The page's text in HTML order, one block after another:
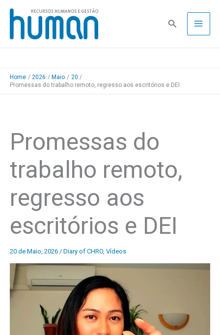
Skip
content
Pesquisa
Home 2026 Maio
20
Promessas do trabalho remoto, regresso aos escritórios e DEI
Promessas do
trabalho remoto,
regresso aos
escritórios e DEI
20 de Maio, 2026 / Diary of CHRO Vídeos